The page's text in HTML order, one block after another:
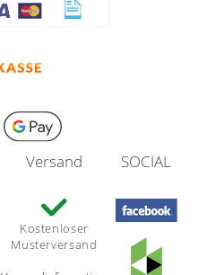
Versand
Kostenloser
Musterversand
SOCIAL